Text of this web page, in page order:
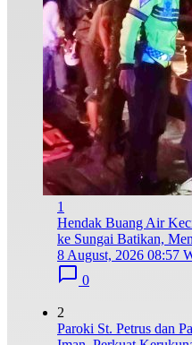
1
Hendak Buang Air
ke Sungai Batikan,
8 August, 2026 08:57
0
2
Paroki St. Petrus dan